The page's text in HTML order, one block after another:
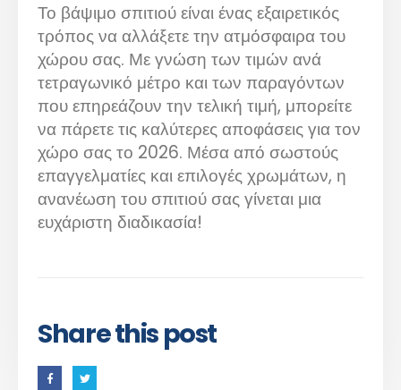
Το βάψιμο σπιτιού είναι ένας εξαιρετικός
τρόπος να αλλάξετε την ατμόσφαιρα του
χώρου σας. Με γνώση των τιμών ανά
τετραγωνικό μέτρο και των παραγόντων
που επηρεάζουν την τελική τιμή, μπορείτε
να πάρετε τις καλύτερες αποφάσεις για τον
χώρο σας το 2026. Μέσα από σωστούς
επαγγελματίες και επιλογές χρωμάτων, η
ανανέωση του σπιτιού σας γίνεται μια
ευχάριστη διαδικασία!
Share this post